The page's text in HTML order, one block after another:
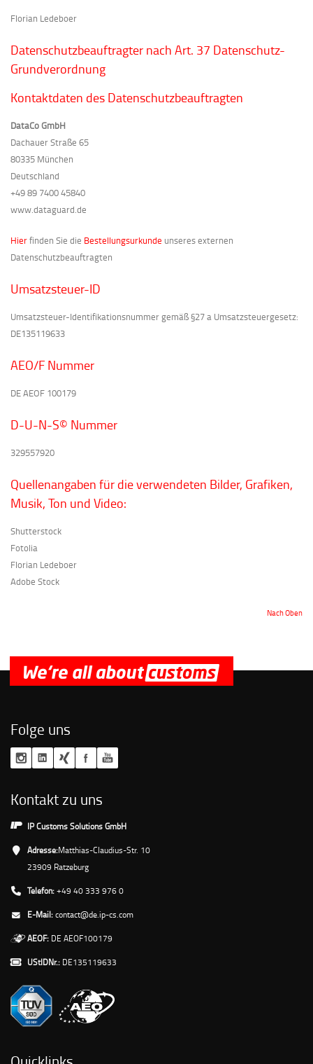
Florian Ledeboer
Datenschutzbeauftragter nach Art. 37 Datenschutz-
Grundverordnung
Kontaktdaten des Datenschutzbeauftragten
DataCo GmbH
Dachauer Straße 65
80335 München
Deutschland
+49 89 7400 45840
www.dataguard.de
Hierfinden Sie die Bestellungsurkunde unseres externen
Datenschutzbeauftragten
Umsatzsteuer-ID
Umsatzsteuer-Identifikationsnummer gemäß §27 a Umsatzsteuergesetz:
DE135119633
AEO/F Nummer
DE AEOF 100179
D-U-N-S© Nummer
329557920
Quellenangaben für die verwendeten Bilder, Grafiken,
Musik, Ton und Video:
Shutterstock
Fotolia
Florian Ledeboer
Adobe Stock
Nach Oben
Folge uns
Kontakt zu uns
IP Customs Solutions GmbH
Adresse:Matthias-Claudius-Str. 10
23909 Ratzeburg
Telefon:+49 40 333 976 0
E-Mail:contact@de.ip-cs.com
AEOF: DE AEOF100179
UStIDNr.: DE135119633